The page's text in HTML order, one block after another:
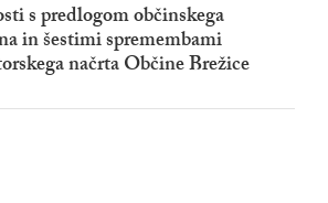
s predlogom občinskega
in šestimi spremembami
načrta Občine Brežice